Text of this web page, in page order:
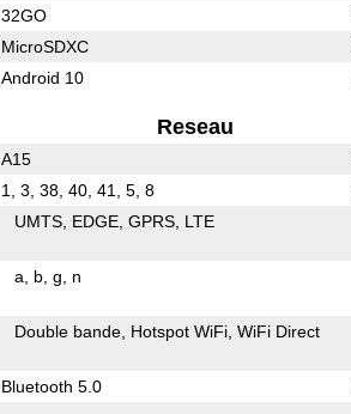
32GO
MicroSDXC
Android 10
Reseau
A15
1, 3, 38, 40, 41, 5, 8
UMTS EDGE GPRS LTE
a b g n
Double bande Hotspot WiFi WiFi Direct
Bluetooth 5.0